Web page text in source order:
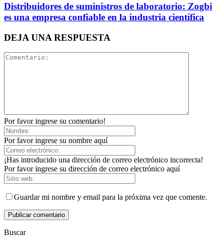
Distribuidores de suministros de laboratorio: Zogbi
es una empresa confiable en la industria científica
DEJA UNA RESPUESTA
Por favor ingrese su comentario!
Por favor ingrese su nombre aquí
¡Has introducido una dirección de correo electrónico incorrecta!
Por favor ingrese su dirección de correo electrónico aquí
Guardar mi nombre y email para la próxima vez que comente.
Buscar